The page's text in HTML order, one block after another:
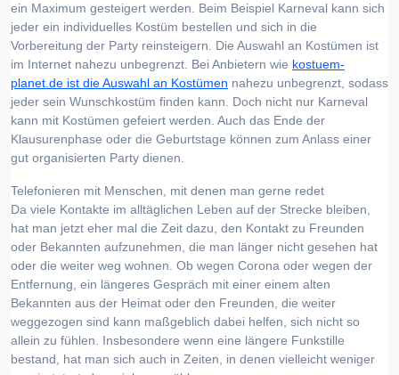
ein Maximum gesteigert werden. Beim Beispiel Karneval kann sich
jeder ein individuelles Kostüm bestellen und sich in die
Vorbereitung der Party reinsteigern. Die Auswahl an Kostümen ist
im Internet nahezu unbegrenzt. Bei Anbietern wie kostuem-
planet.de ist die Auswahl an Kostümen nahezu unbegrenzt, sodass
jeder sein Wunschkostüm finden kann. Doch nicht nur Karneval
kann mit Kostümen gefeiert werden. Auch das Ende der
Klausurenphase oder die Geburtstage können zum Anlass einer
gut organisierten Party dienen.
Telefonieren mit Menschen, mit denen man gerne redet
Da viele Kontakte im alltäglichen Leben auf der Strecke bleiben,
hat man jetzt eher mal die Zeit dazu, den Kontakt zu Freunden
oder Bekannten aufzunehmen, die man länger nicht gesehen hat
oder die weiter weg wohnen. Ob wegen Corona oder wegen der
Entfernung, ein längeres Gespräch mit einer einem alten
Bekannten aus der Heimat oder den Freunden, die weiter
weggezogen sind kann maßgeblich dabei helfen, sich nicht so
allein zu fühlen. Insbesondere wenn eine längere Funkstille
bestand, hat man sich auch in Zeiten, in denen vielleicht weniger